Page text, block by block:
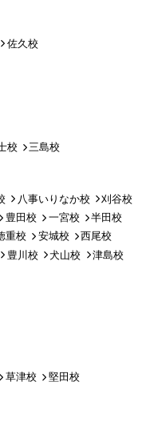
佐久校
校 三島校
八事いりなか校
刈谷校
豊田校 一宮校
半田校
重校 安城校
西尾校
豊川校 犬山校
津島校
草津校 堅田校